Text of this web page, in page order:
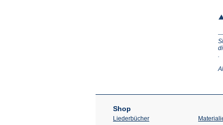
.
Shop
Liederbücher